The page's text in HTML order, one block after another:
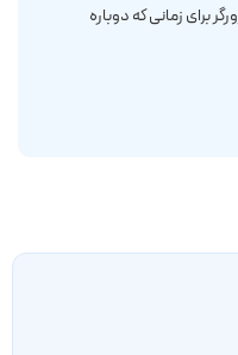
برای زمانی که دوباره